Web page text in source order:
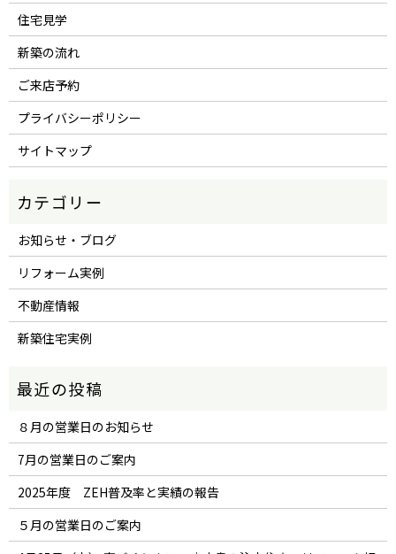
住宅見学
新築の流れ
ご来店予約
プライバシーポリシー
サイトマップ
お知らせ・ブログ
リフォーム実例
不動産情報
新築住宅実例
８月の営業日のお知らせ
7月の営業日のご案内
2025年度 ZEH普及率と実績の報告
５月の営業日のご案内